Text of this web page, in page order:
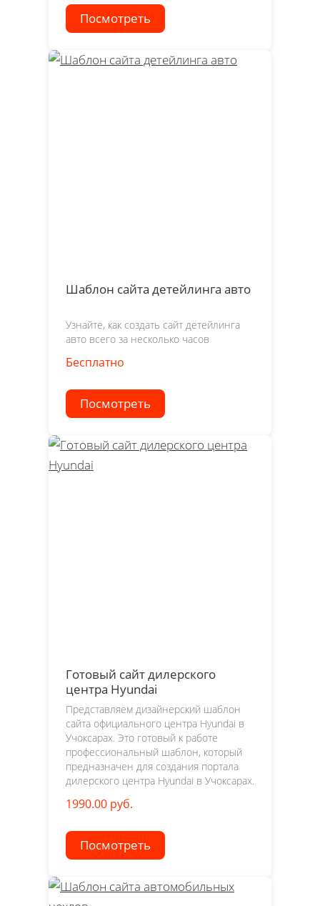
Посмотреть
Шаблон сайта детейлинга авто
Узнайте, как создать сайт детейлинга
авто всего за несколько часов
Бесплатно
Посмотреть
Готовый сайт дилерского
центра Hyundai
Представляем дизайнерский шаблон
сайта официального центра Hyundai в
Учоксарах. Это готовый к работе
профессиональный шаблон, который
предназначен для создания портала
дилерского центра Hyundai в Учоксарах.
1990.00 руб.
Посмотреть